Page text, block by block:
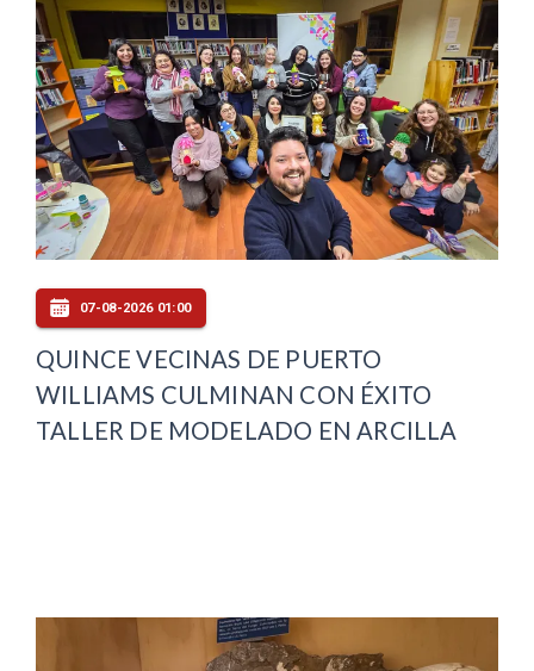
07-08-2026 01:00
QUINCE VECINAS DE PUERTO
WILLIAMS CULMINAN CON ÉXITO
TALLER DE MODELADO EN ARCILLA